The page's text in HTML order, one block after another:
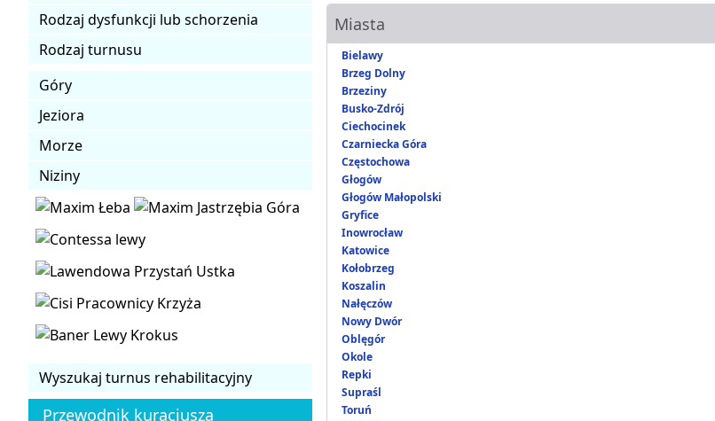
Rodzaj dysfunkcji lub schorzenia
Rodzaj turnusu
Góry
Jeziora
Morze
Niziny
Wyszukaj turnus rehabilitacyjny
Przewodnik kuracjusza
Miasta
Bielawy
Brzeg Dolny
Brzeziny
Busko-Zdrój
Ciechocinek
Czarniecka Góra
Częstochowa
Głogów
Głogów Małopolski
Gryfice
Inowrocław
Katowice
Kołobrzeg
Koszalin
Nałęczów
Nowy Dwór
Oblęgór
Okole
Repki
Supraśl
Toruń